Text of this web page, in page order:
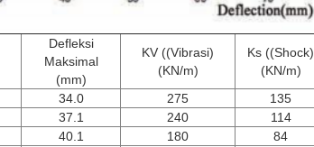
Defleksi
Maksimal
(mm)
KV ((Vibrasi)
(KN/m)
Ks ((Shock)
(KN/m)
34.0 275
135
37.1 240
114
40.1 180
84